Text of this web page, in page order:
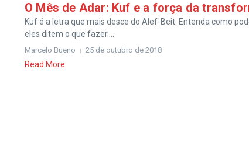
O Mês de Adar: Kuf e a força da
Kuf é a letra que mais desce do Alef-Beit. Entenda como
eles ditem o que fazer....
Marcelo Bueno 25 de outubro de 2018
Read More